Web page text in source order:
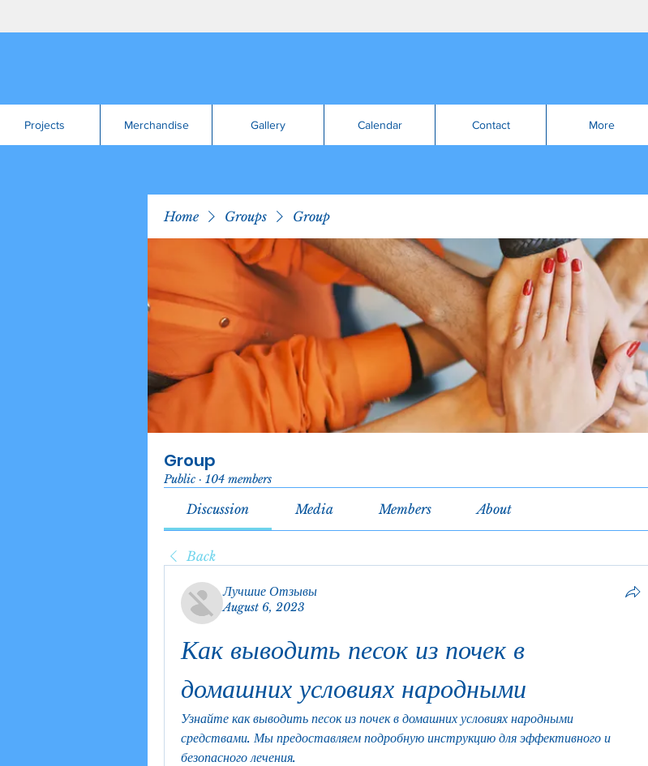
Projects Merchandise Gallery Calendar Contact More
Home Groups Group
Group
Public · 104 members
Discussion Media Members About
Back
Лучшие Отзывы
August 6, 2023
Как выводить песок из почек в
домашних условиях народными
Узнайте как выводить песок из почек в домашних условиях народными
средствами. Мы предоставляем подробную инструкцию для эффективного и
безопасного лечения.